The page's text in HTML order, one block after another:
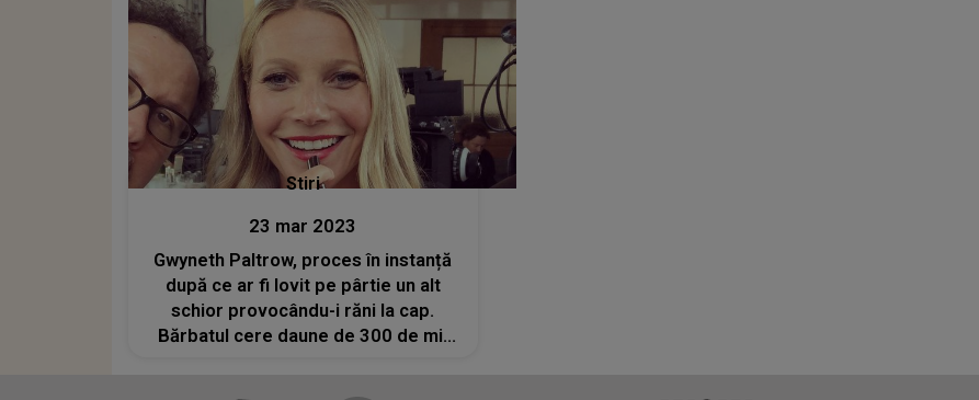
Stiri
23 mar 2023
Gwyneth Paltrow, proces în instanță
după ce ar fi lovit pe pârtie un alt
schior provocându-i răni la cap.
Bărbatul cere daune de 300 de mii